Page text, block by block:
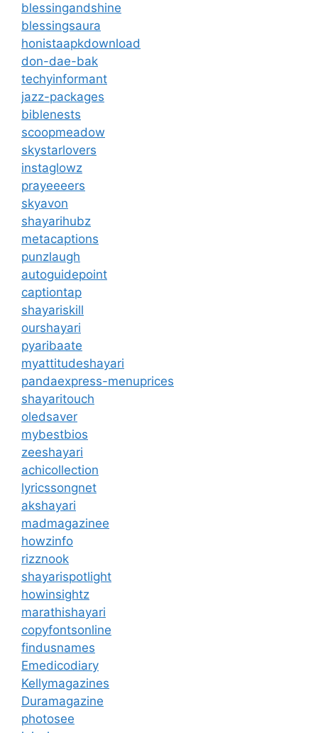
blessingandshine
blessingsaura
honistaapkdownload
don-dae-bak
techyinformant
jazz-packages
biblenests
scoopmeadow
skystarlovers
instaglowz
prayeeeers
skyavon
shayarihubz
metacaptions
punzlaugh
autoguidepoint
captiontap
shayariskill
ourshayari
pyaribaate
myattitudeshayari
pandaexpress-menuprices
shayaritouch
oledsaver
mybestbios
zeeshayari
achicollection
lyricssongnet
akshayari
madmagazinee
howzinfo
rizznook
shayarispotlight
howinsightz
marathishayari
copyfontsonline
findusnames
Emedicodiary
Kellymagazines
Duramagazine
photosee